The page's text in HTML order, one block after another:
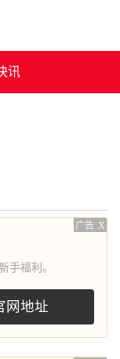
讯
广告 X
手福利。
网地址